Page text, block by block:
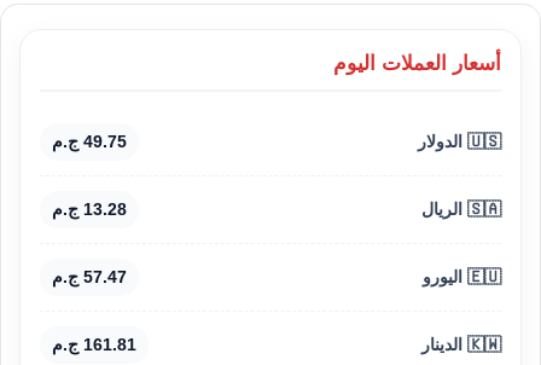
أسعار العملات اليوم
🇺🇸 الدولار 49.75 ج.م
🇸🇦 الريال 13.28 ج.م
🇪🇺 اليورو 57.47 ج.م
🇰🇼 الدينار 161.81 ج.م